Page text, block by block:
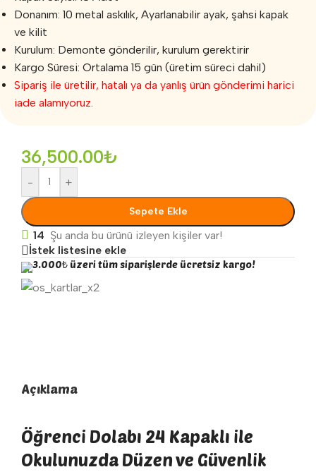
Donanım: 10 metal askılık, Ayarlanabilir ayak, şahsi kapak
ve kilit
Kurulum: Demonte gönderilir, kurulum gerektirir
Kargo Süresi: Ortalama 15 gün (üretim süreci dahil)
Sipariş ile üretilir, hatalı ya da yanlış ürün gönderimi harici
iade alamıyoruz.
36,500.00₺
- +
Sepete Ekle
14 Şu anda bu ürünü izleyen kişiler var!
İstek listesine ekle
3.000₺ üzeri tüm siparişlerde ücretsiz kargo!
Açıklama
Öğrenci Dolabı 24 Kapaklı ile
Okulunuzda Düzen ve Güvenlik